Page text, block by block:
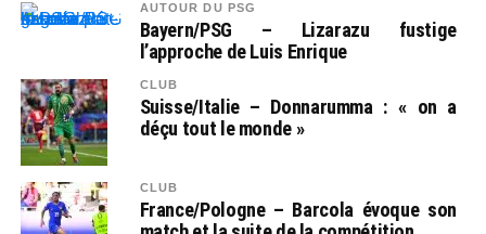
AUTOUR DU PSG
Bayern/PSG – Lizarazu fustige
l’approche de Luis Enrique
CLUB
Suisse/Italie – Donnarumma : « on a
déçu tout le monde »
CLUB
France/Pologne – Barcola évoque son